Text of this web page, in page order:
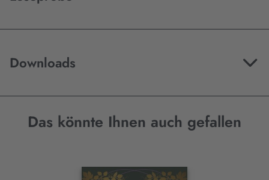
Downloads
Das könnte Ihnen auch gefallen